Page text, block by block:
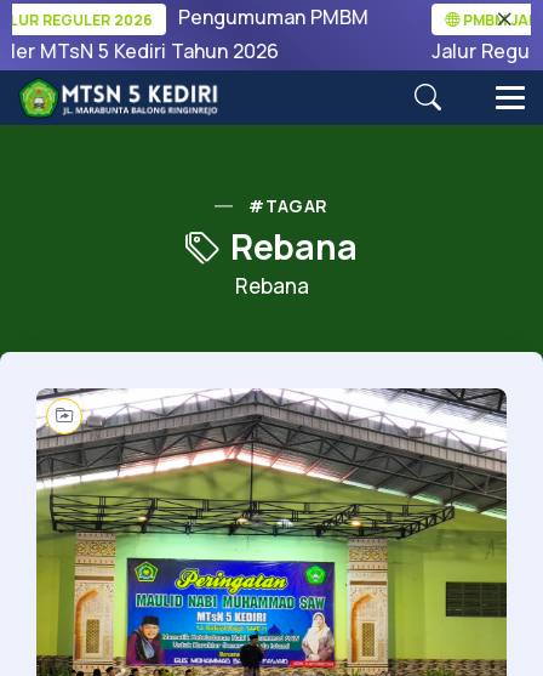
REGULER 2026
Pengumuman PMBM
MTsN 5 Kediri Tahun 2026
PMBM
Jalur
#TAGAR
Rebana
Rebana